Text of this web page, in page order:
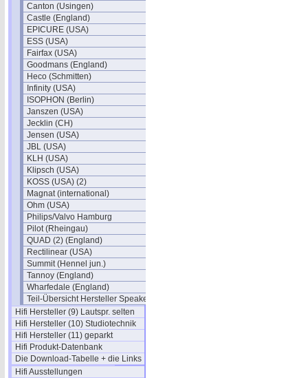
Canton (Usingen)
Castle (England)
EPICURE (USA)
ESS (USA)
Fairfax (USA)
Goodmans (England)
Heco (Schmitten)
Infinity (USA)
ISOPHON (Berlin)
Janszen (USA)
Jecklin (CH)
Jensen (USA)
JBL (USA)
KLH (USA)
Klipsch (USA)
KOSS (USA) (2)
Magnat (international)
Ohm (USA)
Philips/Valvo Hamburg
Pilot (Rheingau)
QUAD (2) (England)
Rectilinear (USA)
Summit (Hennel jun.)
Tannoy (England)
Wharfedale (England)
Teil-Übersicht Hersteller Speaker
Hifi Hersteller (9) Lautspr. selten
Hifi Hersteller (10) Studiotechnik
Hifi Hersteller (11) geparkt
Hifi Produkt-Datenbank
Die Download-Tabelle + die Links
Hifi Ausstellungen